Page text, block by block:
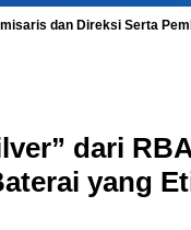
dan Direksi Serta
dari
yang